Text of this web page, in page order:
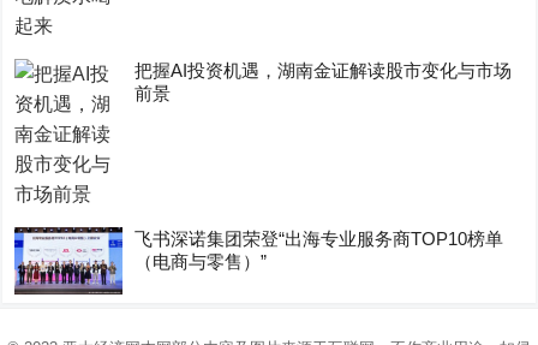
把握AI投资机遇，湖南金证解读股市变化与市场
前景
飞书深诺集团荣登“出海专业服务商TOP10榜单
（电商与零售）”